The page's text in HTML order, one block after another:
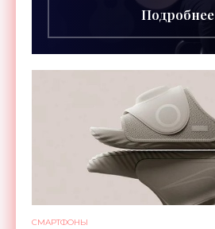
Подробнее
СМАРТФОНЫ